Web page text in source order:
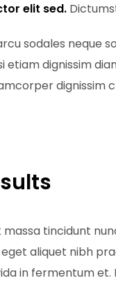
elit sed.
sodales neque
etiam dignissim
tincidunt
aliquet nibh
in fermentum